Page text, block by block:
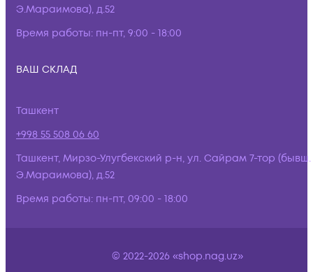
Э.Мараимова), д.52
Время работы: пн-пт, 9:00 - 18:00
ВАШ СКЛАД
Ташкент
+998 55 508 06 60
Ташкент, Мирзо-Улугбекский р-н, ул. Сайрам 7-тор (бывш.
Э.Мараимова), д.52
Время работы: пн-пт, 09:00 - 18:00
© 2022-2026 «shop.nag.uz»